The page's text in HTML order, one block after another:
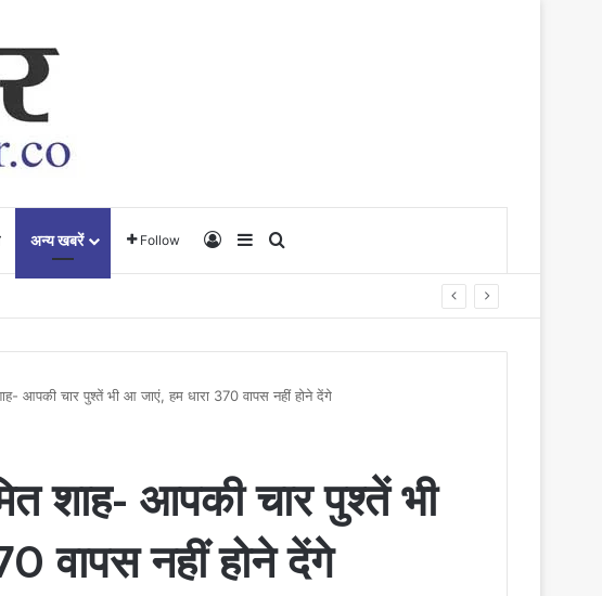
अन्य खबरें Follow Log InSidebar
आपकी चार पुश्तें भी आ जाएं, हम धारा 370 वापस नहीं होने देंगे
शाह- आपकी चार पुश्तें भी
वापस नहीं होने देंगे